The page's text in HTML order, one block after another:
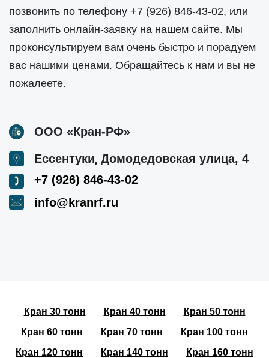
позвонить по телефону +7 (926) 846-43-02, или
заполнить онлайн-заявку на нашем сайте. Мы
проконсультируем вам очень быстро и порадуем
вас нашими ценами. Обращайтесь к нам и вы не
пожалеете.
ООО «Кран-РФ»
Ессентуки, Домодедовская улица, 4
+7 (926) 846-43-02
info@kranrf.ru
Кран 30 тонн Кран 40 тонн
Кран 50 тонн
Кран 60 тонн
Кран 70 тонн
Кран 100 тонн
Кран 120 тонн
Кран 140 тонн
Кран 160 тонн